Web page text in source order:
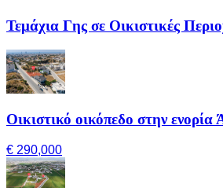
Τεμάχια Γης σε Οικιστικές
Οικιστικό οικόπεδο στην ενορία
€ 290,000